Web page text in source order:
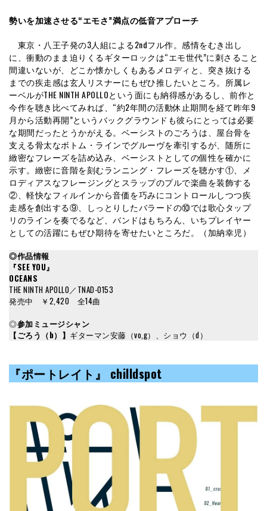
勢いを加速させる“エモさ”満点の低音アプローチ
東京・八王子発の3人組による2ndフル作。感情をむき出し
に、衝動のまま迫りくるギターロックは“エモ世代”に刺さること
間違いないが、どこか懐かしくもあるメロディと、突き抜ける
までの疾走感は玄人リスナーにもぜひ推したいところ。所属レ
ーベルがTHE NINTH APOLLOという面にも納得感があるし、前作と
今作を聴き比べてみれば、“約2年間の活動休止期間を経て昨年9
月から活動再開”というバックグラウンドも彼らにとっては必要
な期間だったとうかがえる。ベーシストのごろうは、屋台骨を
支える骨太なボトム・ラインでグルーヴを牽引するが、随所に
緻密なフレーズを詰め込み、ベーシストとしての個性を確かに
示す。緻密に音階を刻むランニング・フレーズを聴かす①、メ
ロディアスなフレージングとスラップのプルで楽曲を装飾する
②、軽快なフィルインから音価を巧みにコントロールしつつ疾
走感を創出する⑨、しっとりしたバラードの⑩では歌心タップ
リのラインを奏でるなど、バンドはもちろん、いちプレイヤー
としての活躍にもぜひ期待を寄せたいところだ。（加納幸児）
◎作品情報
『SEE YOU』
OCEANS
THE NINTH APOLLO／TNAD-0153
発売中 ￥2,420 全14曲
◎参加ミュージシャン
【ごろう（b）】 ギターマン安藤（vo,g）、ショウ（d）
『ポートレイト』 chilldspot